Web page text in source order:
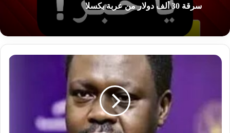
2026-08-06
ترتيبات جديدة بالعودة الطوعية ودول تساهم في
البرنامج
مناوي
على